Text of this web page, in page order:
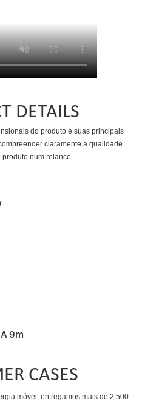
DETAILS
do produto e suas principais
claramente a qualidade
num relance.
9m
CASES
móvel, entregamos mais de 2.500